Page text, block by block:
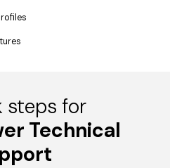
steps for
Technical